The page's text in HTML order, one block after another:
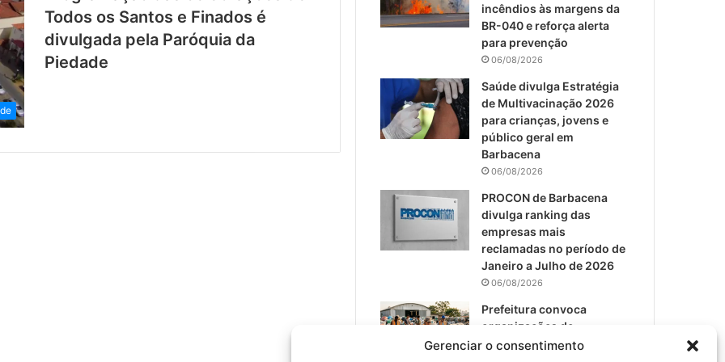
Gerenciar o consentimento
Todos os Santos e Finados é
divulgada pela Paróquia da
Piedade
incêndios às margens da
BR-040 e reforça alerta
para prevenção
06/08/2026
Saúde divulga Estratégia
de Multivacinação 2026
para crianças, jovens e
público geral em
Barbacena
06/08/2026
PROCON de Barbacena
divulga ranking das
empresas mais
reclamadas no período de
Janeiro a Julho de 2026
06/08/2026
Prefeitura convoca
organizações de
catadores para reunião